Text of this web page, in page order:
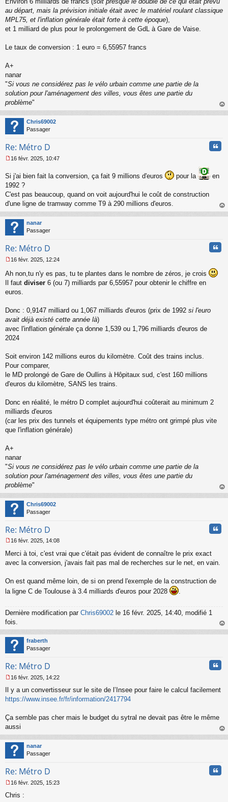
g
e
n
n
au départ, mais la prévision initiale était avec le matériel roulant classique
MPL75, et l'inflation générale était forte à cette époque),
et 1 milliard de plus pour le prolongement de GdL à Gare de Vaise.
Le taux de conversion : 1 euro = 6,55957 francs
A+
nanar
"Si vous ne considérez pas le vélo urbain comme une partie de la
solution pour l'aménagement des villes, vous êtes une partie du
problème"
au
Chris69002
Passager
Re: Métro D
s
s
a
g
n
o
n
u
16 févr. 2025, 10:47
Si j'ai bien fait la conversion, ça fait 9 millions d'euros pour la
en
1992 ?
C'est pas beaucoup, quand on voit aujourd'hui le coût de construction
d'une ligne de tramway comme T9 à 290 millions d'euros.
au
nanar
Passager
Re: Métro D
e
s
a
e
n
o
n
l
16 févr. 2025, 12:24
Ah non,tu n'y es pas, tu te plantes dans le nombre de zéros, je crois
Il faut diviser 6 (ou 7) milliards par 6,55957 pour obtenir le chiffre en
euros.
Donc : 0,9147 milliard ou 1,067 milliards d'euros (prix de 1992 si l'euro
avait déjà existé cette année là)
avec l'inflation générale ça donne 1,539 ou 1,796 milliards d'euros de
2024
Soit environ 142 millions euros du kilomètre. Coût des trains inclus.
Pour comparer,
le MD prolongé de Gare de Oullins à Hôpitaux sud, c'est 160 millions
d'euros du kilomètre, SANS les trains.
Donc en réalité, le métro D complet aujourd'hui coûterait au minimum 2
milliards d'euros
(car les prix des tunnels et équipements type métro ont grimpé plus vite
que l'inflation générale)
A+
nanar
"Si vous ne considérez pas le vélo urbain comme une partie de la
solution pour l'aménagement des villes, vous êtes une partie du
problème"
au
Chris69002
Passager
Re: Métro D
e
s
g
n
u
16 févr. 2025, 14:08
Merci à toi, c'est vrai que c'était pas évident de connaître le prix exact
avec la conversion, j'avais fait pas mal de recherches sur le net, en vain.
On est quand même loin, de si on prend l'exemple de la construction de
la ligne C de Toulouse à 3.4 milliards d'euros pour 2028
Dernière modification par Chris69002 le 16 févr. 2025, 14:40, modifié 1
fois.
au
fraberth
Passager
Re: Métro D
e
s
g
e
n
o
n
l
16 févr. 2025, 14:22
Il y a un convertisseur sur le site de l’Insee pour faire le calcul facilement
https://www.insee.fr/fr/information/2417794
Ça semble pas cher mais le budget du sytral ne devait pas être le même
aussi
au
nanar
Passager
Re: Métro D
e
16 févr. 2025, 15:23
Chris :